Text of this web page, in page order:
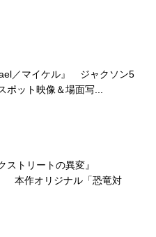
／マイケル』 ジャクソン5
ポット映像＆場面写...
ストリートの異変』
本作オリジナル「恐竜対